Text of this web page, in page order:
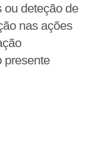
ou deteção de
nas ações
presente